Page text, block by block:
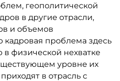
геополитической
в другие отрасли,
и объемов
кадровая проблема здесь
в физической нехватке
уровне их
в отрасль с